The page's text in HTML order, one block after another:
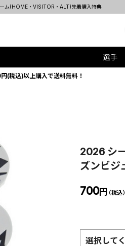
ム(HOME・VISITOR・ALT)先着購入特典
選手
(税込)以上購入で送料無料！
2026 シ
ズンビジ
700円（税込）
選択して